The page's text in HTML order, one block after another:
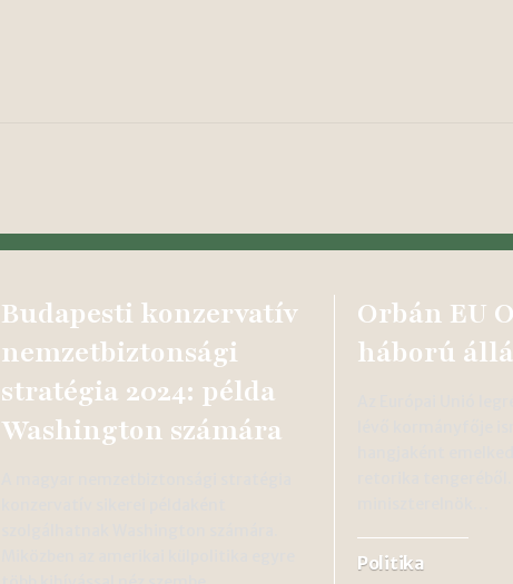
Budapesti konzervatív
nemzetbiztonsági
stratégia 2024: példa
Washington számára
Orbán EU
háború
Politika